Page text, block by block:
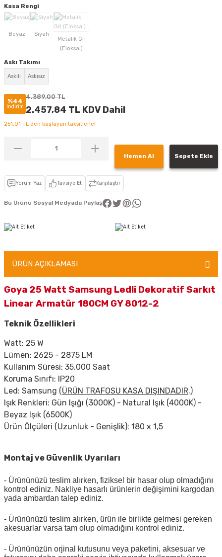
Kasa Rengi
Askı Takımı
Askılı Askısız
%44
indirim
4.389,00 TL
2.457,84 TL KDV Dahil
251,01 TL den başlayan taksitlerle!
Hemen Al Sepete Ekle
Yorum Yaz Tavsiye Et Karşılaştır
Bu Ürünü Sosyal Medyada Paylaş
ÜRÜN AÇIKLAMASI
Goya 25 Watt Samsung Ledli Dekoratif Sarkıt
Linear Armatür 180CM GY 8012-2
Teknik Özellikleri
Watt: 25 W
Lümen: 2625 - 2875 LM
Kullanım Süresi: 35.000 Saat
Koruma Sınıfı: IP20
Led: Samsung (ÜRÜN TRAFOSU KASA DIŞINDADIR.)
Işık Renkleri: Gün Işığı (3000K) - Natural Işık (4000K) -
Beyaz Işık (6500K)
Ürün Ölçüleri (Uzunluk - Genişlik): 180 x 1,5
Montaj ve Güvenlik Uyarıları
- Ürününüzü teslim alırken, fiziksel bir hasar olup olmadığını
kontrol ediniz. Nakliye hasarlı ürünlerin değişimini kargodan
yada ambardan talep ediniz.
- Ürününüzü teslim alırken, ürün ile birlikte gelmesi gereken
akesuarlar varsa tam olup olmadığını kontrol ediniz.
- Ürününüzün orjinal kutusunu veya paketini, aksesuar ve